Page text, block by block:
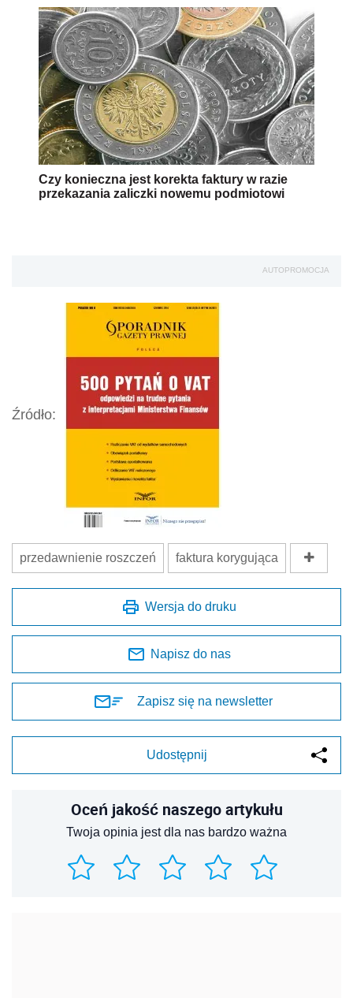
Czy konieczna jest korekta faktury w razie
przekazania zaliczki nowemu podmiotowi
AUTOPROMOCJA
Źródło:
przedawnienie roszczeń faktura korygująca
Wersja do druku
Napisz do nas
Zapisz się na newsletter
Udostępnij
Oceń jakość naszego artykułu
Twoja opinia jest dla nas bardzo ważna